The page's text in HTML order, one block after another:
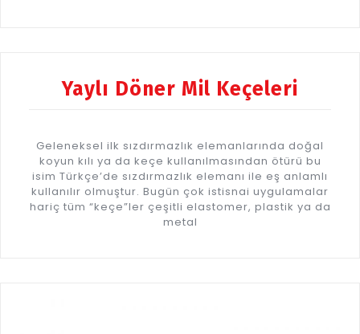
Yaylı Döner Mil Keçeleri
Geleneksel ilk sızdırmazlık elemanlarında doğal
koyun kılı ya da keçe kullanılmasından ötürü bu
isim Türkçe’de sızdırmazlık elemanı ile eş anlamlı
kullanılır olmuştur. Bugün çok istisnai uygulamalar
hariç tüm “keçe”ler çeşitli elastomer, plastik ya da
metal